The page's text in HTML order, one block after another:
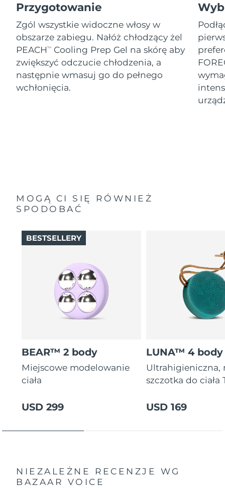
Przygotowanie
Zgól wszystkie widoczne włosy w
obszarze zabiegu. Nałóż chłodzący żel
PEACHTM
Cooling Prep Gel na skórę aby
zwiększyć odczucie chłodzenia, a
następnie wmasuj go do pełnego
wchłonięcia.
MOGĄ CI SIĘ RÓWNIEŻ
SPODOBAĆ
BEAR™ 2 body
Miejscowe modelowanie
ciała
USD 299
BESTSELLERY
LUNA™ 4 body
Ultrahigieniczna,
szczotka do
USD 169
NIEZALEŻNE RECENZJE
WG
BAZAAR VOICE